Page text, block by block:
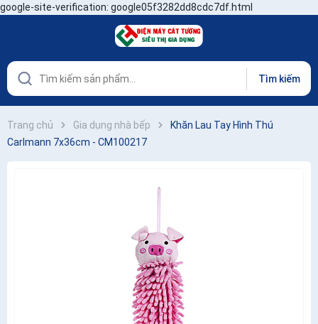
google-site-verification: google05f3282dd8cdc7df.html
Tìm kiếm
Trang chủ Gia dụng nhà bếp
Khăn Lau Tay Hình Thú
Carlmann 7x36cm - CM100217